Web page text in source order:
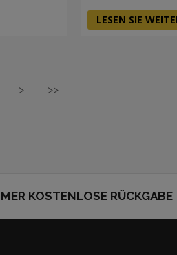
LESEN SIE
> >>
KOSTENLOSE RÜCKGABE